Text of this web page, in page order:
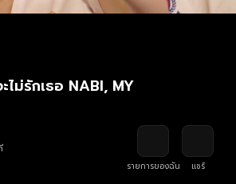
ม่รักเธอ NABI, MY
รายการของฉัน
แชร์